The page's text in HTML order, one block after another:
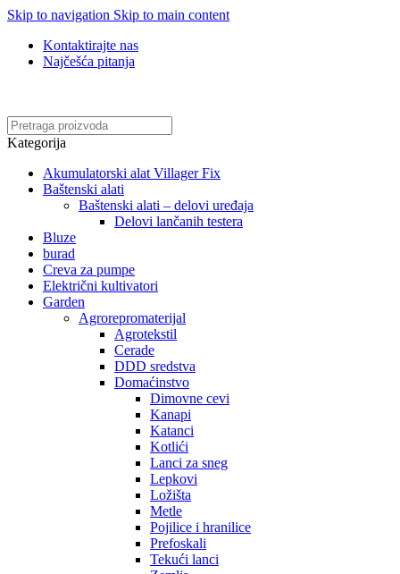
Skip to navigation Skip to main content
Kontaktirajte nas
Najčešća pitanja
Kategorija
Akumulatorski alat Villager Fix
Baštenski alati
Baštenski alati – delovi uređaja
Delovi lančanih testera
Bluze
burad
Creva za pumpe
Električni kultivatori
Garden
Agrorepromaterijal
Agrotekstil
Cerade
DDD sredstva
Domaćinstvo
Dimovne cevi
Kanapi
Katanci
Kotlići
Lanci za sneg
Lepkovi
Ložišta
Metle
Pojilice i hranilice
Prefoskali
Tekući lanci